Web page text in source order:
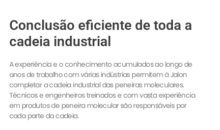
Conclusão eficiente de toda a
cadeia industrial
A experiência e o conhecimento acumulados ao longo de
anos de trabalho com várias indústrias permitem à Jalon
completar a cadeia industrial das peneiras moleculares.
Técnicos e engenheiros treinados e com vasta experiência
em produtos de peneira molecular são responsáveis por
cada parte da cadeia.